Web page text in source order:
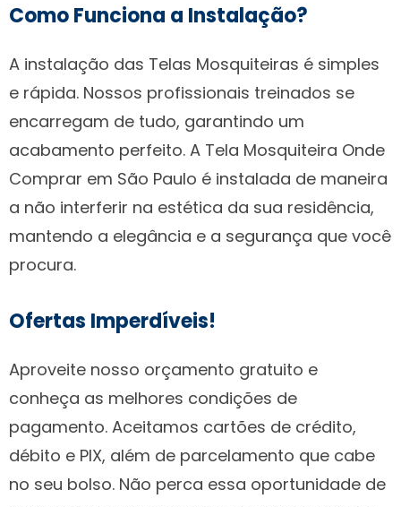
Como Funciona a Instalação?
A instalação das Telas Mosquiteiras é simples
e rápida. Nossos profissionais treinados se
encarregam de tudo, garantindo um
acabamento perfeito. A Tela Mosquiteira Onde
Comprar em São Paulo é instalada de maneira
a não interferir na estética da sua residência,
mantendo a elegância e a segurança que você
procura.
Ofertas Imperdíveis!
Aproveite nosso orçamento gratuito e
conheça as melhores condições de
pagamento. Aceitamos cartões de crédito,
débito e PIX, além de parcelamento que cabe
no seu bolso. Não perca essa oportunidade de